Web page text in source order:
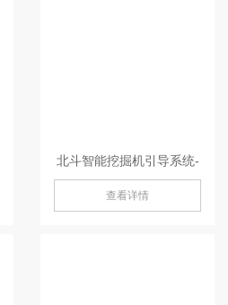
北斗智能挖掘机引导系统-
查看详情